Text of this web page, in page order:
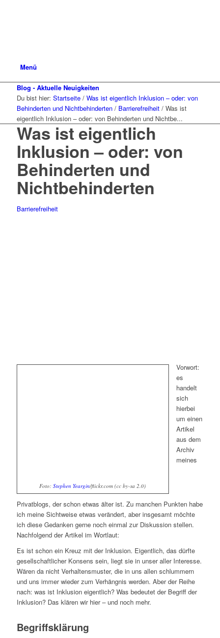
Menü
Blog - Aktuelle Neuigkeiten
Du bist hier: Startseite / Was ist eigentlich Inklusion – oder: von
Behinderten und Nichtbehinderten / Barrierefreiheit / Was ist
eigentlich Inklusion – oder: von Behinderten und Nichtbe...
Was ist eigentlich
Inklusion – oder: von
Behinderten und
Nichtbehinderten
Barrierefreiheit
Foto:Stephen Yeargin/flickr.com (cc by-sa 2.0)
Vorwort:
es
handelt
sich
hierbei
um einen
Artikel
aus dem
Archiv
meines
Privatblogs, der schon etwas älter ist. Zu manchen Punkten habe
ich meine Sichtweise etwas verändert, aber insgesamt möchte
ich diese Gedanken gerne noch einmal zur Diskussion stellen.
Nachfolgend der Artikel im Wortlaut:
Es ist schon ein Kreuz mit der Inklusion. Eigentlich, das dürfte
gesellschaftlicher Konsens sein, liegt sie in unser aller Interesse.
Wären da nicht Verhaltensmuster, die in uns allen schlummern
und uns immer wieder zum Verhängnis werden. Aber der Reihe
nach: was ist Inklusion eigentlich? Was bedeutet der Begriff der
Inklusion? Das klären wir hier – und noch mehr.
Begriffsklärung